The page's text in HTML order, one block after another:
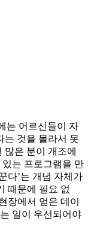
는 어르신들이 자
는 것을 몰라서 못
은 분이 개조에
는 프로그램을 만
다’는 개념 자체가
때문에 필요 없
장에서 얻은 데이
일이 우선되어야